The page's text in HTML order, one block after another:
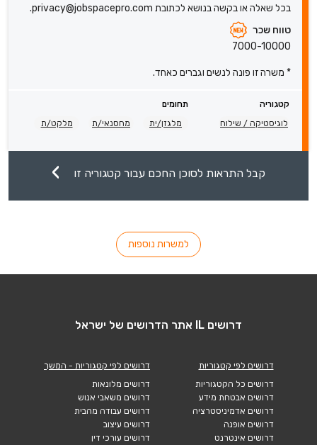
בכל שאלה או בקשה בנושא לכתובת privacy@jobspacepro.com.
טווח שכר
7000-10000
* משרה זו פונה לנשים וגברים כאחד.
קטגוריה
תחומים
לוגיסטיקה / שילוח
מלגזן/ית מחסנאי/ת מלקט/ת
קבל התראות לסוכן החכם עבור קטגוריה זו
למשרות נוספות
דרושים IL אתר הדרושים של ישראל
דרושים לפי קטגוריות
דרושים כל הקטגוריות
דרושים אבטחת מידע
דרושים אדמיניסטרציה
דרושים אופנה
דרושים אינטרנט
דרושים לפי קטגוריות - המשך
דרושים מלונאות
דרושים משאבי אנוש
דרושים עבודה מהבית
דרושים עיצוב
דרושים עורכי דין